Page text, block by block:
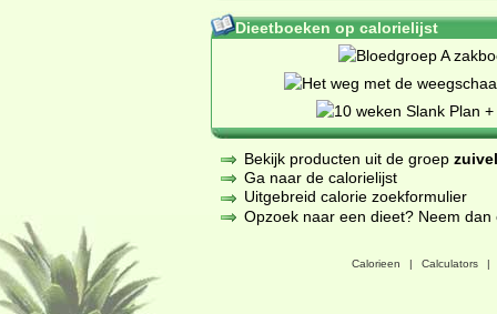
Dieetboeken op calorielijst
Bekijk producten uit de groep
Ga naar de calorielijst
Uitgebreid calorie zoekformulier
Opzoek naar een dieet? Neem
Calorieen | Calculators |